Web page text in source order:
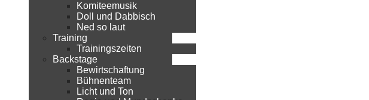
Komiteemusik
Doll und Dabbisch
Ned so laut
Training
Trainingszeiten
Backstage
Bewirtschaftung
Bühnenteam
Licht und Ton